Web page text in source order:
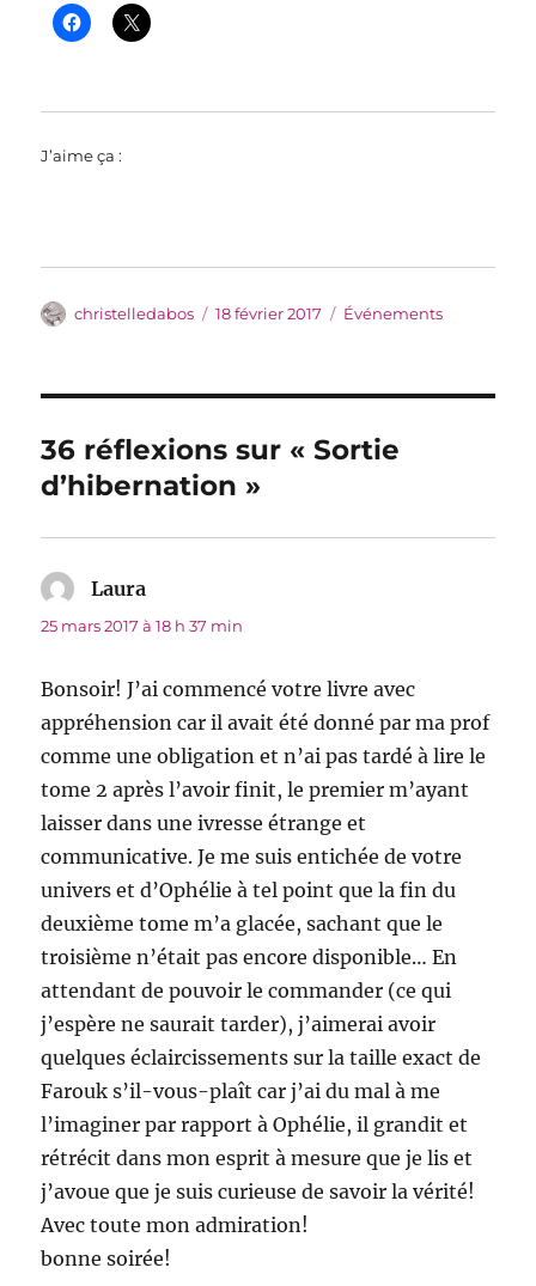
J’aime ça :
Auteur
christelledabos
Publié
18 février 2017 Catégories
Événements
36 réflexions sur « Sortie
d’hibernation »
Laura
25 mars 2017 à 18 h 37 min
Bonsoir! J’ai commencé votre livre avec
appréhension car il avait été donné par ma prof
comme une obligation et n’ai pas tardé à lire le
tome 2 après l’avoir finit, le premier m’ayant
laisser dans une ivresse étrange et
communicative. Je me suis entichée de votre
univers et d’Ophélie à tel point que la fin du
deuxième tome m’a glacée, sachant que le
troisième n’était pas encore disponible… En
attendant de pouvoir le commander (ce qui
j’espère ne saurait tarder), j’aimerai avoir
quelques éclaircissements sur la taille exact de
Farouk s’il-vous-plaît car j’ai du mal à me
l’imaginer par rapport à Ophélie, il grandit et
rétrécit dans mon esprit à mesure que je lis et
j’avoue que je suis curieuse de savoir la vérité!
Avec toute mon admiration!
bonne soirée!